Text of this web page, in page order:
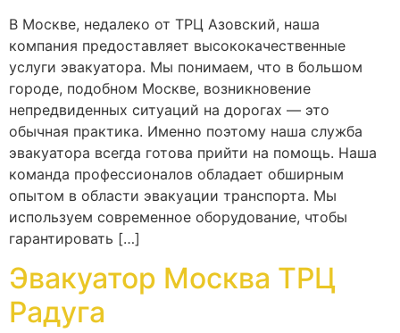
В Москве, недалеко от ТРЦ Азовский, наша
компания предоставляет высококачественные
услуги эвакуатора. Мы понимаем, что в большом
городе, подобном Москве, возникновение
непредвиденных ситуаций на дорогах — это
обычная практика. Именно поэтому наша служба
эвакуатора всегда готова прийти на помощь. Наша
команда профессионалов обладает обширным
опытом в области эвакуации транспорта. Мы
используем современное оборудование, чтобы
гарантировать […]
Эвакуатор Москва ТРЦ
Радуга